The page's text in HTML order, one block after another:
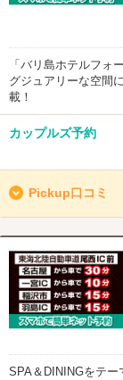
「バリ島ホテルフォ
グジュアリーな空間
載！
カップルズ予約
Pickup口コミ
SPA＆DININGをテ